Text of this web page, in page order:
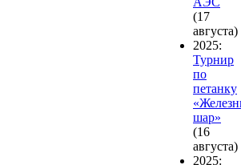
(17
августа)
2025:
Турнир
по
петанку
шар»
(16
августа)
2025: